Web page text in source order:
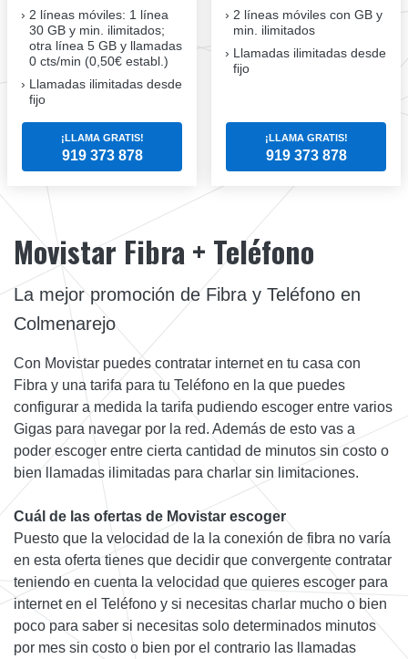
2 líneas móviles: 1 línea
30 GB y min. ilimitados;
otra línea 5 GB y llamadas
0 cts/min (0,50€ establ.)
Llamadas ilimitadas desde
fijo
¡LLAMA GRATIS!
919 373 878
2 líneas móviles con GB y
min. ilimitados
Llamadas ilimitadas desde
fijo
¡LLAMA GRATIS!
919 373 878
Movistar Fibra + Teléfono
La mejor promoción de Fibra y Teléfono en
Colmenarejo
Con Movistar puedes contratar internet en tu casa con
Fibra y una tarifa para tu Teléfono en la que puedes
configurar a medida la tarifa pudiendo escoger entre varios
Gigas para navegar por la red. Además de esto vas a
poder escoger entre cierta cantidad de minutos sin costo o
bien llamadas ilimitadas para charlar sin limitaciones.
Cuál de las ofertas de Movistar escoger
Puesto que la velocidad de la la conexión de fibra no varía
en esta oferta tienes que decidir que convergente contratar
teniendo en cuenta la velocidad que quieres escoger para
internet en el Teléfono y si necesitas charlar mucho o bien
poco para saber si necesitas solo determinados minutos
por mes sin costo o bien por el contrario las llamadas